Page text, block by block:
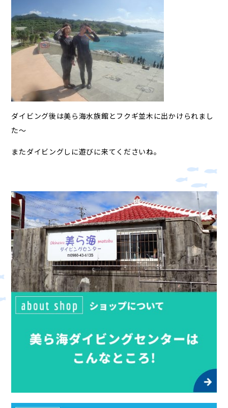
ダイビング後は美ら海水族館とフクギ並木に出かけられまし
た～
またダイビングしに遊びに来てくださいね。